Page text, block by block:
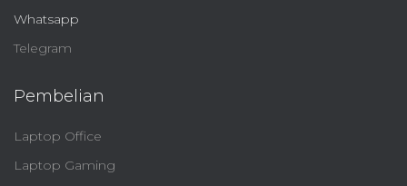
Whatsapp
Telegram
Pembelian
Laptop Office
Laptop Gaming